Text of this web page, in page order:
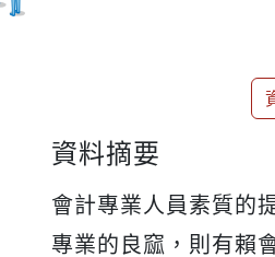
資料摘要
會計專業人員素質的
專業的良窳，則有賴